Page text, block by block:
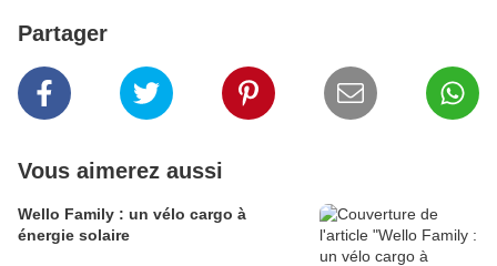
Partager
Vous aimerez aussi
Wello Family : un vélo cargo à
énergie solaire